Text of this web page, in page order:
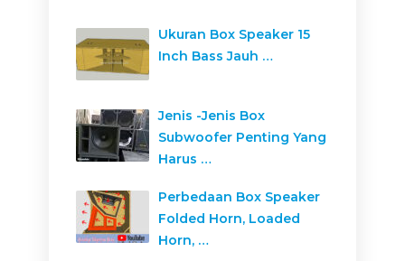
Ukuran Box Speaker 15
Inch Bass Jauh …
Jenis -Jenis Box
Subwoofer Penting Yang
Harus …
Perbedaan Box Speaker
Folded Horn, Loaded
Horn, …